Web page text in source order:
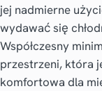
jej nadmierne
wydawać się
Współczesny
przestrzeni, która
komfortowa dla